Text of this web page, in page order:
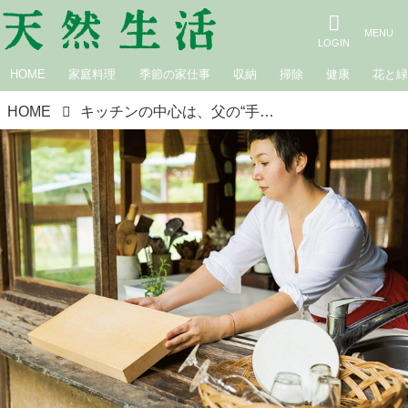
HOME 家庭料理 季節の家仕事 収納 掃除 健康 花と緑
HOME キッチンの中心は、父の“手づくり”薪ストーブ。ワインあけびさんの、素朴で美しい「古民家」の台所